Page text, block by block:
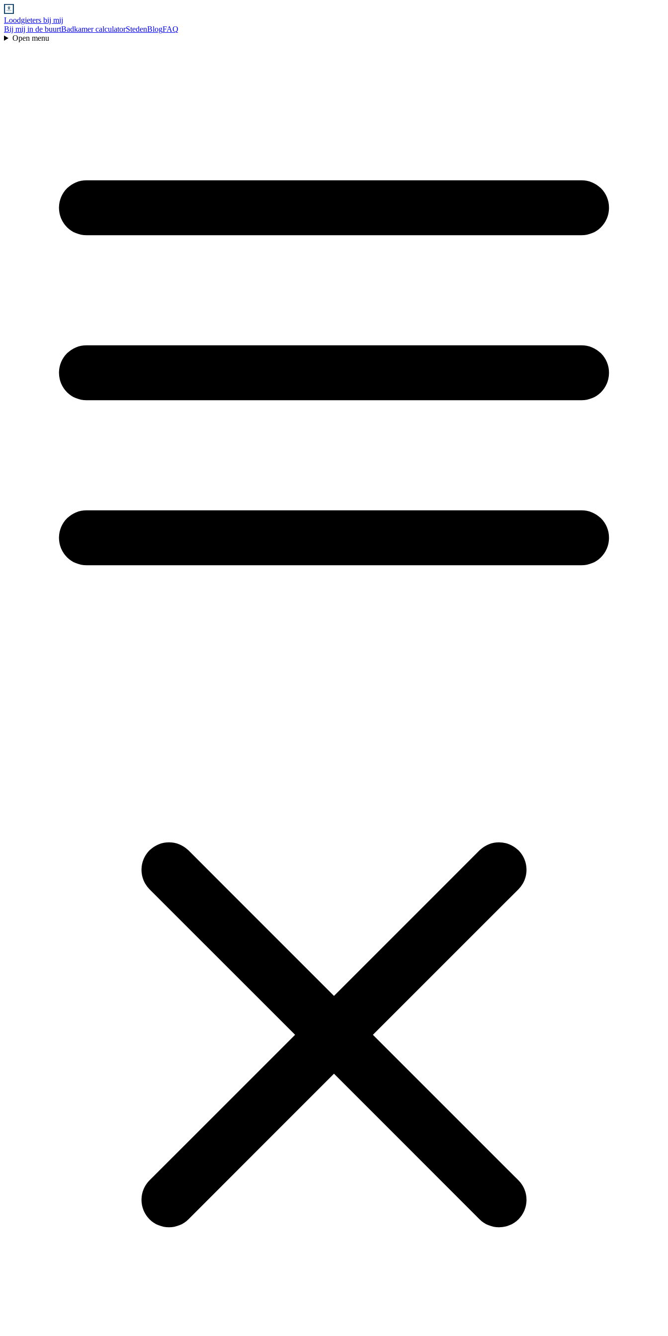
Loodgieters bij mij
Bij mij in de buurtBadkamer calculatorStedenBlogFAQ
Open menu